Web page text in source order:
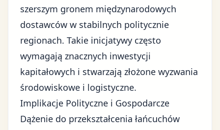
szerszym gronem międzynarodowych
dostawców w stabilnych politycznie
regionach. Takie inicjatywy często
wymagają znacznych inwestycji
kapitałowych i stwarzają złożone wyzwania
środowiskowe i logistyczne.
Implikacje Polityczne i Gospodarcze
Dążenie do przekształcenia łańcuchów